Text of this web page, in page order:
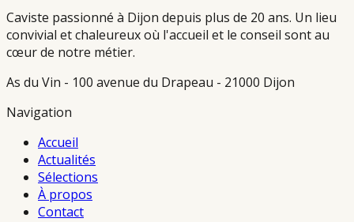
Caviste passionné à Dijon depuis plus de 20 ans. Un lieu
convivial et chaleureux où l'accueil et le conseil sont au
cœur de notre métier.
As du Vin - 100 avenue du Drapeau - 21000 Dijon
Navigation
Accueil
Actualités
Sélections
À propos
Contact